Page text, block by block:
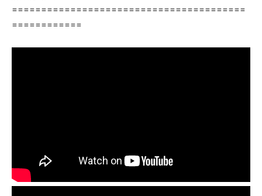
========================================
============